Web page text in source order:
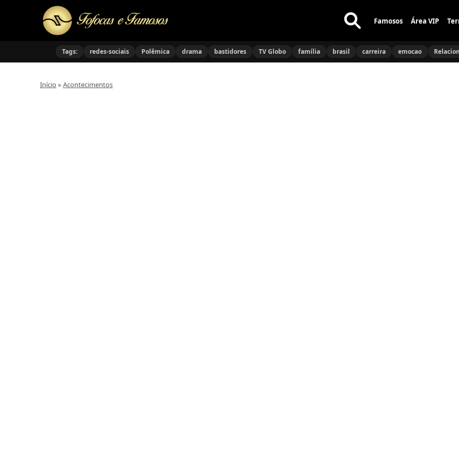
Buscar
no
Famosos Área VIP
Tags: redes-sociais Polêmica drama bastidores TV Globo família brasil carreira emocao
Início » Acontecimentos